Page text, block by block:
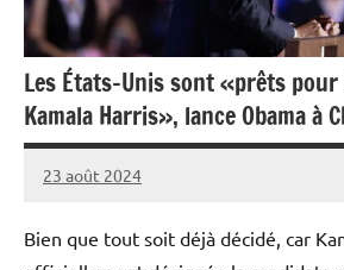
Les États-Unis sont «prêts
Kamala Harris», lance Obama à
23 août 2024
Admins
Bien que tout soit déjà décidé, car